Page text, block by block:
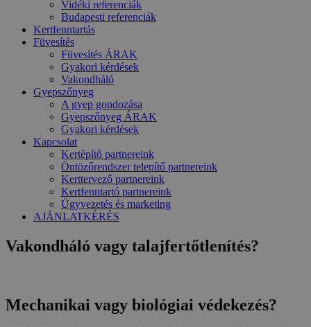
Vidéki referenciák
Budapesti referenciák
Kertfenntartás
Füvesítés
Füvesítés ÁRAK
Gyakori kérdések
Vakondháló
Gyepszőnyeg
A gyep gondozása
Gyepszőnyeg ÁRAK
Gyakori kérdések
Kapcsolat
Kertépítő partnereink
Öntözőrendszer telepítő partnereink
Kerttervező partnereink
Kertfenntartó partnereink
Ügyvezetés és marketing
AJÁNLATKÉRÉS
Vakondháló vagy talajfertőtlenítés?
Mechanikai vagy biológiai védekezés?